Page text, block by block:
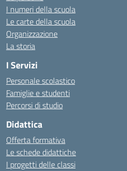
I numeri della scuola
Le carte della scuola
Organizzazione
La storia
I Servizi
Personale scolastico
Famiglie e studenti
Percorsi di studio
Didattica
Offerta formativa
Le schede didattiche
I progetti delle classi